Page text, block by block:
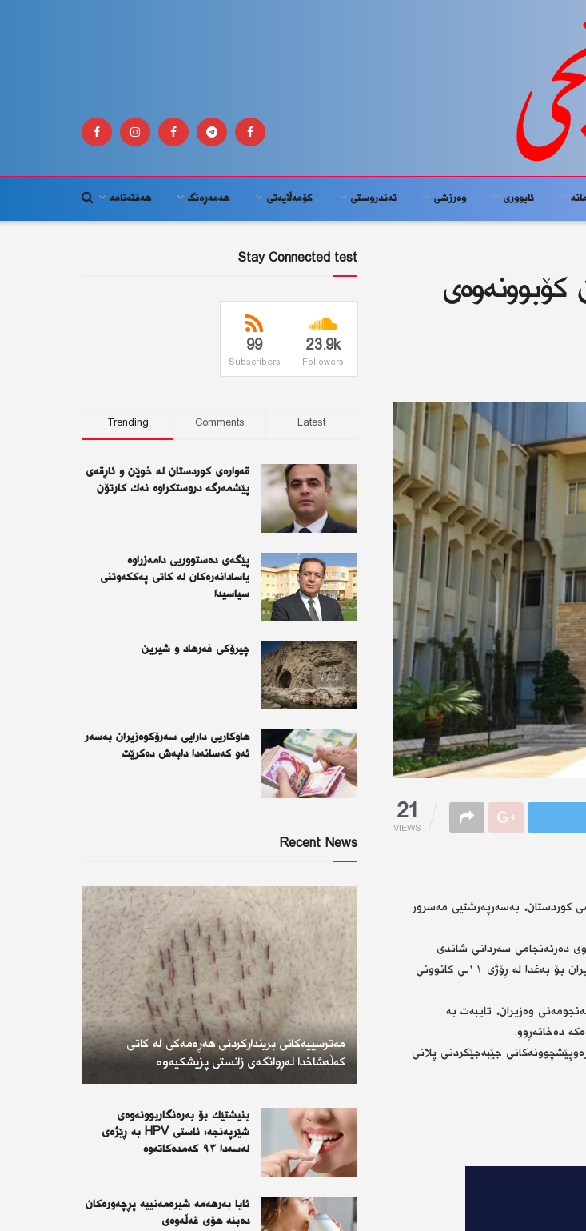
ئابوورى وەرزشی تەندروستى كۆمه‌ڵايه‌تى هەمەڕەنگ هەفتەنامە
کۆبوونەوەی
21
VIEWS
ئەنجومەنی وەزیرانی هەرێمی کوردستان، بەسەرپەرشتیی مەسرور
دەرئەنجامی سەردانی شاندی
حکومەتی هەرێمی کوردستان بە سەرۆکایەتیی مەسرور بارزانی، سەرۆکی ئەنجومەنی وەزیران بۆ بەغدا لە ڕۆژی ١١ـی کانوونی
وەزیران، تایبەت بە
دەخاتەڕوو.
جێبەجێکردنی پلانی
Stay Connected test
23.9k
Followers
99
Subscribers
Trending Comments Latest
قەوارەی كوردستان لە خوێن و ئاڕقەی
پێشمەرگە دروستكراوە نەك كارتۆن
پێگەی دەستووریی دامەزراوە
یاسادانەرەكان لە كاتی پەككەوتنی
سیاسیدا
چیرۆكی فەرهاد و شیرین
هاوکاریی دارایی سەرۆکوەزیران بەسەر
ئەو كەسانەدا دابەش دەکرێت
Recent News
مەترسییەکانی بریندارکردنی هەڕەمەکی لە کاتی
کەڵەشاخدا لەڕوانگەی زانستی پزیشکیەوە
بنیشتێك بۆ بەرەنگاربوونەوەی
شێرپەنجە؛ ئاستی HPV بە ڕێژەی
لەسەدا ٩٣ كەمدەكاتەوە
ئايا به‌رهه‌مه‌ شيره‌مه‌نييه‌ پڕچه‌وره‌كان
ده‌بنه‌ هۆى قه‌ڵه‌وه‌ى